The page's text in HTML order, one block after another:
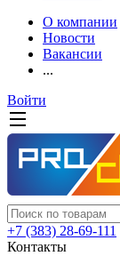
О компании
Новости
Вакансии
...
Войти
+7 (383) 28-69-111
Контакты